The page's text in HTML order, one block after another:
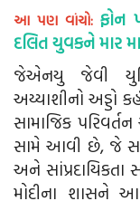
આ પણ વાંચો: ફોન
દલિત યુવકને માર
જેએનયુ જેવી
અય્યાશીનો અડ્ડો
સામાજિક
સામે આવી છે, જે
અને સાંપ્રદાયિકતા
મોદીના શાસને